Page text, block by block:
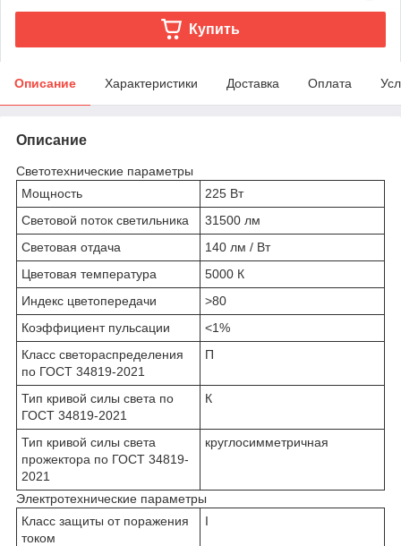
Купить
Описание Характеристики Доставка Оплата
Описание
Светотехнические параметры
Мощность
225 Вт
Световой поток светильника
31500 лм
Световая отдача
140 лм / Вт
Цветовая температура
5000 К
Индекс цветопередачи
>80
Коэффициент пульсации
<1%
Класс светораспределения
по ГОСТ 34819-2021
П
Тип кривой силы света по
ГОСТ 34819-2021
К
Тип кривой силы света
прожектора по ГОСТ 34819-
2021
круглосимметричная
Электротехнические параметры
Класс защиты от поражения
током
I